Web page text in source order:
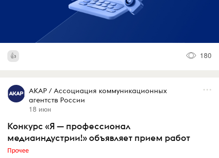
180
АКАР / Ассоциация коммуникационных
агентств России
18 июн
Конкурс «Я — профессионал
медиаиндустрии!» объявляет прием работ
Прочее